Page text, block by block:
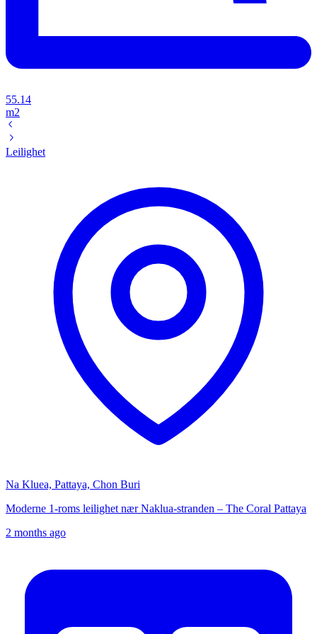
55.14
m2
Leilighet
Na Kluea, Pattaya, Chon Buri
Moderne 1-roms leilighet nær Naklua-stranden – The Coral Pattaya
2 months ago